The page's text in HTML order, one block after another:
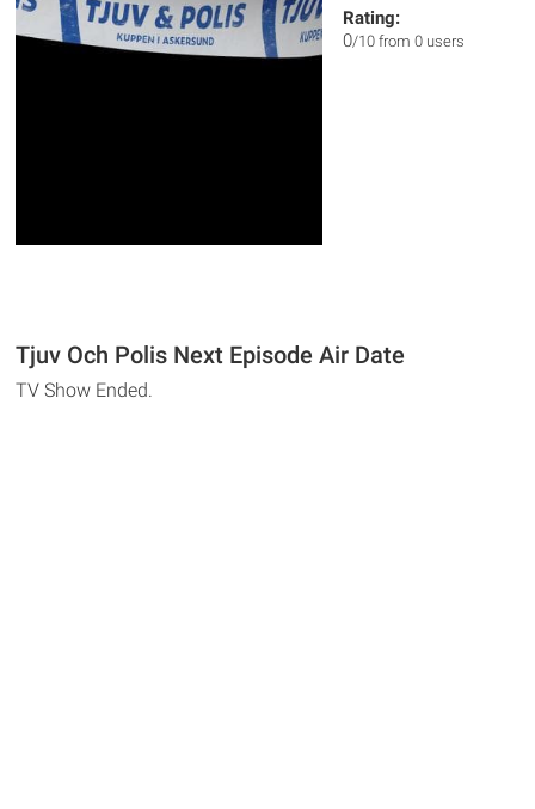
Rating:
0/10 from 0 users
Tjuv Och Polis Next Episode Air Date
TV Show Ended.